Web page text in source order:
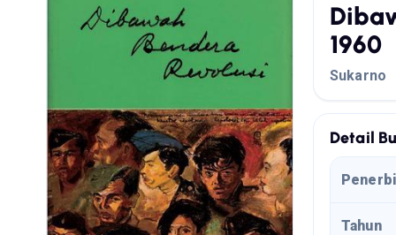
1960
Sukarno
Detail
Tahun